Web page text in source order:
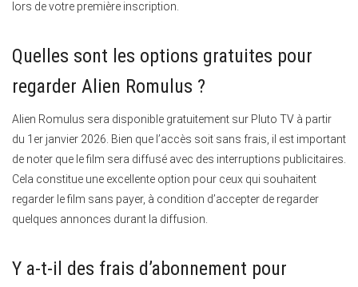
lors de votre première inscription.
Quelles sont les options gratuites pour
regarder Alien Romulus ?
Alien Romulus sera disponible gratuitement sur Pluto TV à partir
du 1er janvier 2026. Bien que l’accès soit sans frais, il est important
de noter que le film sera diffusé avec des interruptions publicitaires.
Cela constitue une excellente option pour ceux qui souhaitent
regarder le film sans payer, à condition d’accepter de regarder
quelques annonces durant la diffusion.
Y a-t-il des frais d’abonnement pour